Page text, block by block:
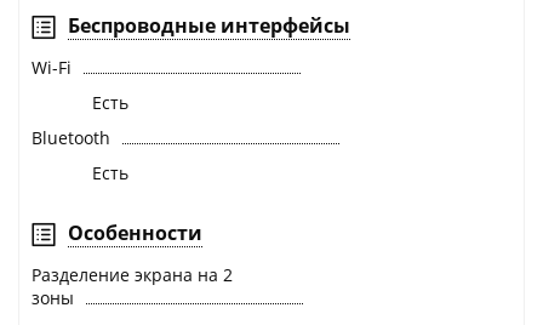
Беспроводные интерфейсы
Wi-Fi
Есть
Bluetooth
Есть
Особенности
Разделение экрана на 2
зоны